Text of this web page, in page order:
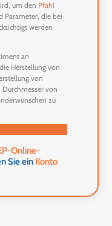
um den Pfahl
Parameter, die bei
werden
an
Herstellung von
von
von
zu
Online-
Sie ein Konto